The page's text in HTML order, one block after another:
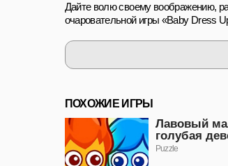
Дайте волю своему воображению,
очаровательной игры «Baby Dress
ПОХОЖИЕ ИГРЫ
Лавовый
голубая
Puzzle